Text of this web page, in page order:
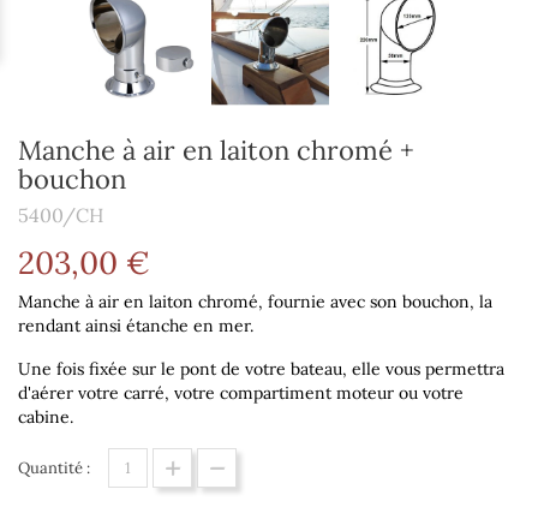
Manche à air en laiton chromé +
bouchon
5400/CH
203,00 €
Manche à air en laiton chromé, fournie avec son bouchon, la
rendant ainsi étanche en mer.
Une fois fixée sur le pont de votre bateau, elle vous permettra
d'aérer votre carré, votre compartiment moteur ou votre
cabine.
Quantité :